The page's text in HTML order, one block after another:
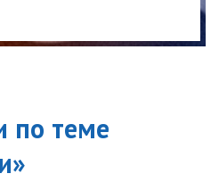
по теме
»